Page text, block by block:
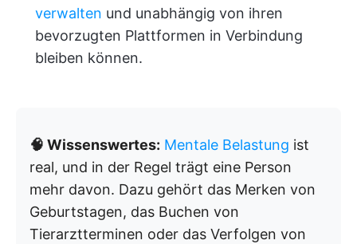
verwalten und unabhängig von ihren
bevorzugten Plattformen in Verbindung
bleiben können.
🧠 Wissenswertes: Mentale Belastung ist
real, und in der Regel trägt eine Person
mehr davon. Dazu gehört das Merken von
Geburtstagen, das Buchen von
Tierarztterminen oder das Verfolgen von